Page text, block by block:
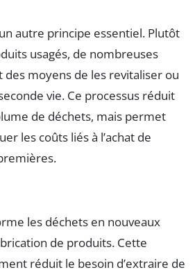
autre principe essentiel. Plutôt
usagés, de nombreuses
moyens de les revitaliser ou
vie. Ce processus réduit
de déchets, mais permet
les coûts liés à l’achat de
les déchets en nouveaux
de produits. Cette
réduit le besoin d’extraire de